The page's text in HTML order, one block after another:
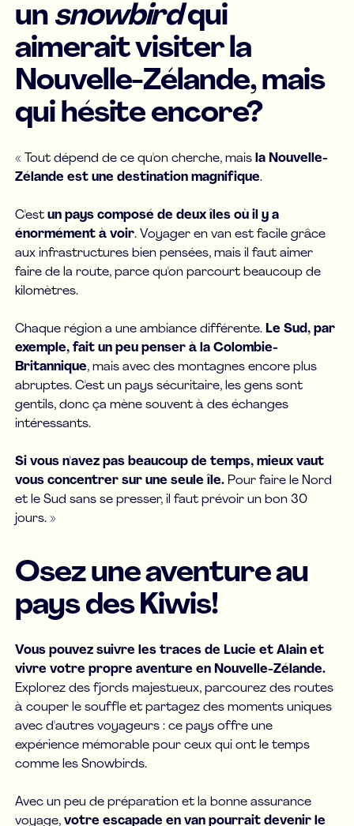
un snowbirdqui
aimerait visiter la
Nouvelle-Zélande, mais
qui hésite encore?
« Tout dépend de ce qu'on cherche, mais la Nouvelle-
Zélande est une destination magnifique.
C'estun pays composé de deux îles où il y a
énormément à voir. Voyager en van est facile grâce
aux infrastructures bien pensées, mais il faut aimer
faire de la route, parce qu'on parcourt beaucoup de
kilomètres.
Chaque région a une ambiance différente. Le Sud, par
exemple, fait un peu penser à la Colombie-
Britannique, mais avec des montagnes encore plus
abruptes. C'est un pays sécuritaire, les gens sont
gentils, donc ça mène souvent à des échanges
intéressants.
Si vous n'avez pas beaucoup de temps, mieux vaut
vous concentrer sur une seule île. Pour faire le Nord
et le Sud sans se presser, il faut prévoir un bon 30
jours. »
Osez une aventure au
pays des Kiwis!
Vous pouvez suivre les traces de Lucie et Alain et
vivre votre propre aventure en Nouvelle-Zélande.
Explorez des fjords majestueux, parcourez des routes
à couper le souffle et partagez des moments uniques
avec d'autres voyageurs : ce pays offre une
expérience mémorable pour ceux qui ont le temps
comme les Snowbirds.
Avec un peu de préparation et la bonne assurance
voyage,votre escapade en van pourrait devenir le